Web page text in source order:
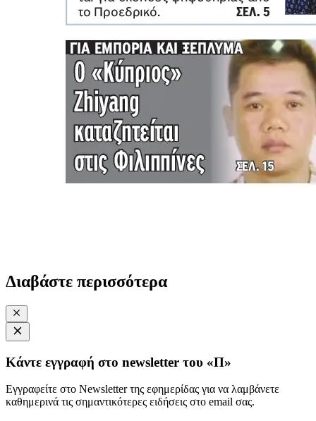
Διαβάστε περισσότερα
Κάντε εγγραφή στο newsletter του «Π»
Εγγραφείτε στο Newsletter της εφημερίδας για να λαμβάνετε
καθημερινά τις σημαντικότερες ειδήσεις στο email σας.